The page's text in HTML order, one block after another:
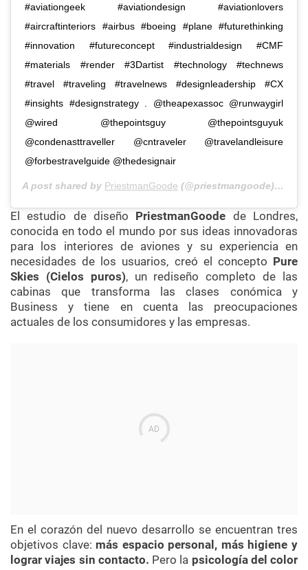
#aviationgeek #aviationdesign #aviationlovers
#aircraftinteriors #airbus #boeing #plane #futurethinking
#innovation #futureconcept #industrialdesign #CMF
#materials #render #3Dartist #technology #technews
#travel #traveling #travelnews #designleadership #CX
#insights #designstrategy . @theapexassoc @runwaygirl
@wired @thepointsguy @thepointsguyuk
@condenasttraveller @cntraveler @travelandleisure
@forbestravelguide @thedesignair
A post shared by PriestmanGoode (@priestmangoode) on
El estudio de diseño PriestmanGoode de Londres,
conocida en todo el mundo por sus ideas innovadoras
para los interiores de aviones y su experiencia en
necesidades de los usuarios, creó el concepto Pure
Skies (Cielos puros), un rediseño completo de las
cabinas que transforma las clases conómica y
Business y tiene en cuenta las preocupaciones
actuales de los consumidores y las empresas.
En el corazón del nuevo desarrollo se encuentran tres
objetivos clave: más espacio personal, más higiene y
lograr viajes sin contacto. Pero la psicología del color